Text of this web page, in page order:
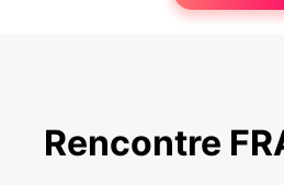
Rencontre